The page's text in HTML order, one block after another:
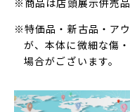
※商品は店頭展示併売品
※特価品・新古品・ア
が、本体に微細な傷
場合がございます。